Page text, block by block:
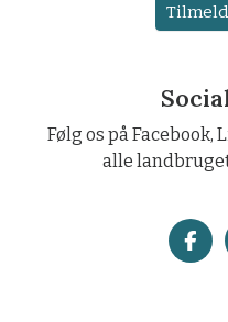
Følg os på Facebook,
alle